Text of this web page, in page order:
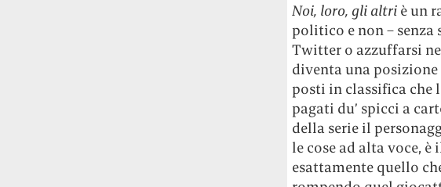
Noi, loro, gli altriè un
politico e non –
Twitter o azzuffarsi
diventa una
posti in classifica
pagati du’ spicci a
della serie il
le cose ad alta voce,
esattamente quello